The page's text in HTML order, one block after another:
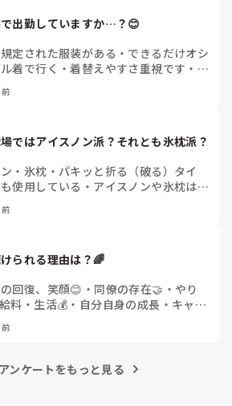
出勤していますか…？😊
定された服装がある ・ できるだけオシ
着で行く ・着替えやすさ重視です ・ 病
トで教えてください)
ではアイスノン派？それとも氷枕派？
・ 氷枕 ・ パキッと折る（破る）タイ
使用している ・ アイスノンや氷枕は使
られる理由は？🌈
回復、笑顔😊 ・ 同僚の存在🤝 ・ やり
料・生活💰 ・ 自分自身の成長・キャリ
い)
ンケートをもっと見る